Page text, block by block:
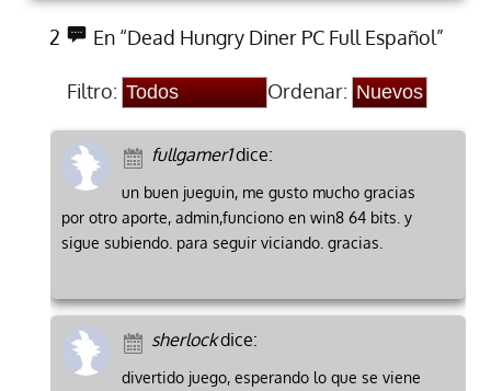
2 En “Dead Hungry Diner PC Full Español”
Filtro: Ordenar:
fullgamer1dice:
un buen jueguin, me gusto mucho gracias
por otro aporte, admin,funciono en win8 64 bits. y
sigue subiendo. para seguir viciando. gracias.
sherlockdice:
divertido juego, esperando lo que se viene